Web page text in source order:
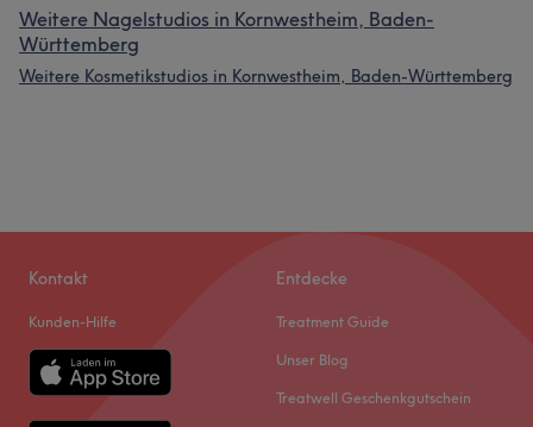
Weitere Nagelstudios in Kornwestheim, Baden-
Württemberg
Weitere Kosmetikstudios in Kornwestheim, Baden-Württemberg
Kontakt
Kunden-Hilfe
Entdecke
Treatment Guide
Unser Blog
Treatwell Geschenkgutschein